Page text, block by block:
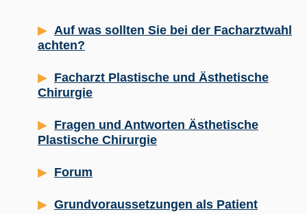
Auf was sollten Sie bei der Facharztwahl
achten?
Facharzt Plastische und Ästhetische
Chirurgie
Fragen und Antworten Ästhetische
Plastische Chirurgie
Forum
Grundvoraussetzungen als Patient